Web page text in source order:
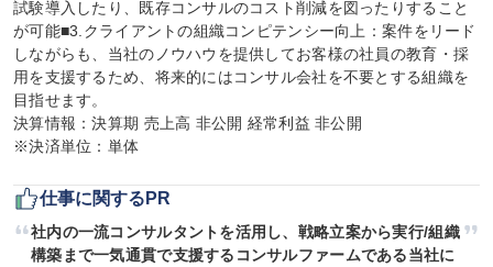
試験導入したり、既存コンサルのコスト削減を図ったりすること
が可能■3.クライアントの組織コンピテンシー向上：案件をリード
しながらも、当社のノウハウを提供してお客様の社員の教育・採
用を支援するため、将来的にはコンサル会社を不要とする組織を
目指せます。
決算情報：決算期 売上高 非公開 経常利益 非公開
※決済単位：単体
仕事に関するPR
社内の一流コンサルタントを活用し、戦略立案から実行/組織
構築まで一気通貫で支援するコンサルファームである当社に